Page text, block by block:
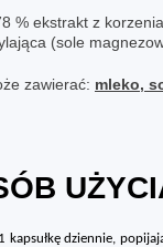
% ekstrakt z
(sole
zawierać: mleko,
kapsułkędziennie,